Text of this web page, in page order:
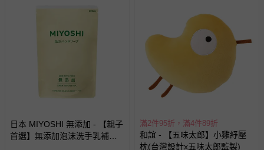
日本 MIYOSHI 無添加 - 【親子
首選】無添加泡沫洗手乳補充
滿2件95折，滿4件89折
和誼 - 【五味太郎】小雞紓壓
枕(台灣設計x五味太郎監製)